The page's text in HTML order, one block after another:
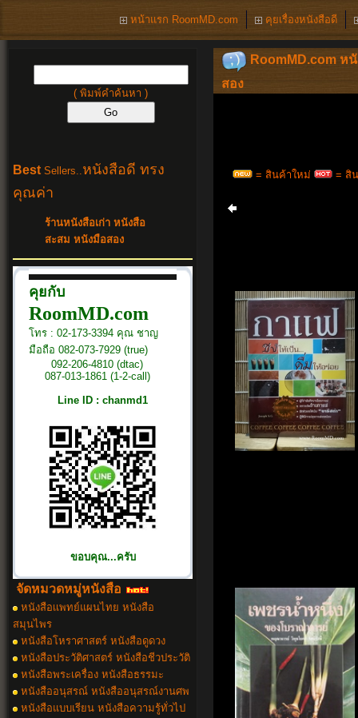
หน้าแรก RoomMD.com คุยเรื่องหนังสือดี
( พิมพ์คำค้นหา )
Best Sellers..หนังสือดี ทรง
คุณค่า
ร้านหนังสือเก่า หนังสือ
สะสม หนังมือสอง
คุยกับ
RoomMD.com
โทร : 02-173-3394 คุณ ชาญ
มือถือ 082-073-7929 (true)
092-206-4810 (dtac)
087-013-1861 (1-2-call)
Line ID : chanmd1
ขอบคุณ...ครับ
จัดหมวดหมู่หนังสือ
หนังสือเเพทย์แผนไทย หนังสือ
สมุนไพร
หนังสือโหราศาสตร์ หนังสือดูดวง
หนังสือประวัติศาสตร์ หนังสือชีวประวัติ
หนังสือพระเครื่อง หนังสือธรรมะ
หนังสืออนุสรณ์ หนังสืออนุสรณ์งานศพ
หนังสือแบบเรียน หนังสือความรู้ทั่วไป
RoomMD.com
สอง
= สินค้าใหม่ = สิ